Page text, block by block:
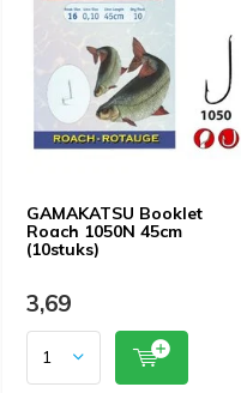
GAMAKATSU Booklet
Roach 1050N 45cm
(10stuks)
3,69